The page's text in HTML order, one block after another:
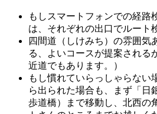
もしスマートフォンでの経路
は、それぞれの出口でルート
四間道（しけみち）の雰囲気
る、よいコースが提案される
近道でもあります。）
もし慣れていらっしゃらない
ら出られた場合も、まず「日
歩道橋）まで移動し、北西の